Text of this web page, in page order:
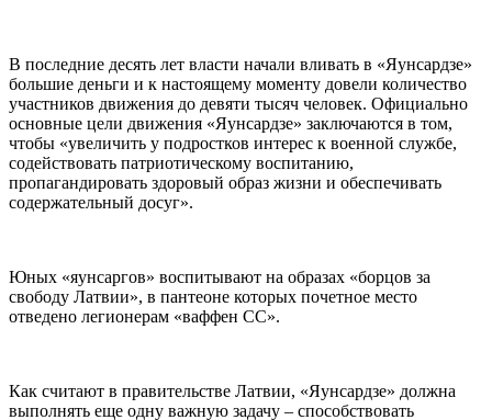
В последние десять лет власти начали вливать в «Яунсардзе»
большие деньги и к настоящему моменту довели количество
участников движения до девяти тысяч человек. Официально
основные цели движения «Яунсардзе» заключаются в том,
чтобы «увеличить у подростков интерес к военной службе,
содействовать патриотическому воспитанию,
пропагандировать здоровый образ жизни и обеспечивать
содержательный досуг».
Юных «яунсаргов» воспитывают на образах «борцов за
свободу Латвии», в пантеоне которых почетное место
отведено легионерам «ваффен СС».
Как считают в правительстве Латвии, «Яунсардзе» должна
выполнять еще одну важную задачу – способствовать